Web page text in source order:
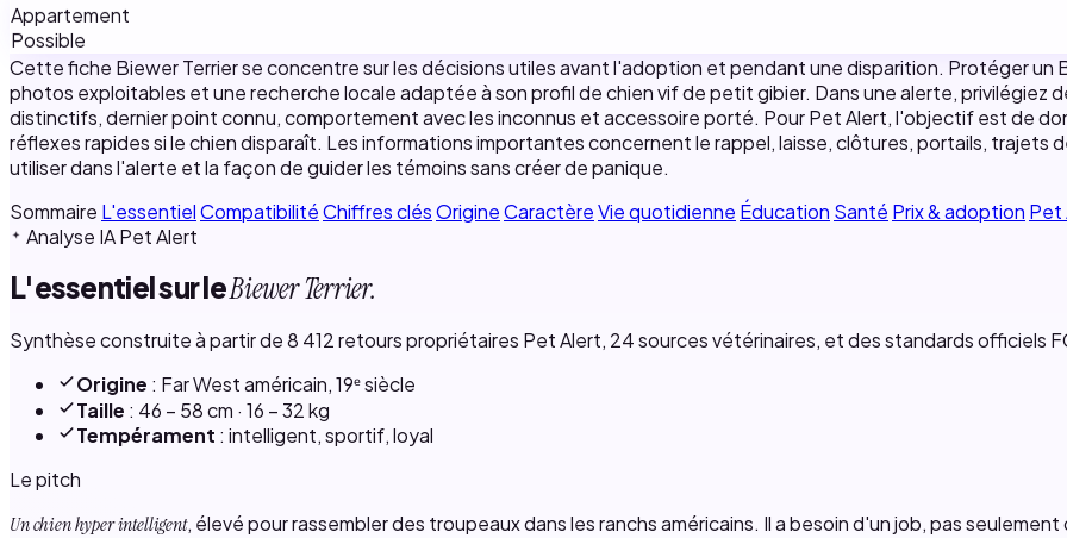
Appartement
Possible
Cette fiche Biewer Terrier se concentre sur les décisions utiles avant l'adoption et pendant une disparition. Protéger un
photos exploitables et une recherche locale adaptée à son profil de chien vif de petit gibier. Dans une alerte,
distinctifs, dernier point connu, comportement avec les inconnus et accessoire porté. Pour Pet Alert, l'objectif est de
réflexes rapides si le chien disparaît. Les informations importantes concernent le rappel, laisse, clôtures, portails, trajets
utiliser dans l'alerte et la façon de guider les témoins sans créer de panique.
Sommaire L'essentielCompatibilitéChiffres clésOrigineCaractèreVie quotidienne Éducation Santé Prix & adoption Pet
Analyse IA Pet Alert
L'essentiel sur leBiewer Terrier.
Synthèse construite à partir de 8 412 retours propriétaires Pet Alert, 24 sources vétérinaires, et des standards officiels
Origine : Far West américain, 19ᵉ siècle
Taille : 46 – 58 cm · 16 – 32 kg
Tempérament : intelligent, sportif, loyal
Le pitch
Un chien hyper intelligent, élevé pour rassembler des troupeaux dans les ranchs américains. Il a besoin d'un job, pas